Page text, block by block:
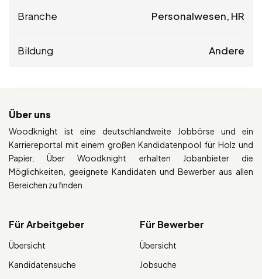
Branche Personalwesen, HR
Bildung Andere
Über uns
Woodknight ist eine deutschlandweite Jobbörse und ein
Karriereportal mit einem großen Kandidatenpool für Holz und
Papier. Über Woodknight erhalten Jobanbieter die
Möglichkeiten, geeignete Kandidaten und Bewerber aus allen
Bereichen zu finden.
Für Arbeitgeber
Übersicht
Kandidatensuche
Für Bewerber
Übersicht
Jobsuche